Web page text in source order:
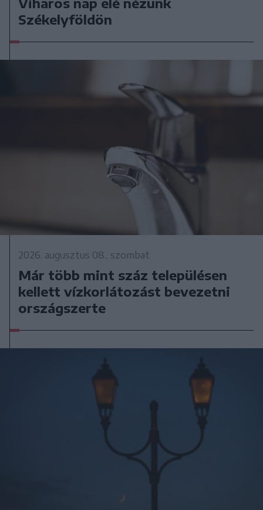
Székelyföldön
2026. augusztus 08., szombat
Már több mint száz településen
kellett vízkorlátozást bevezetni
országszerte